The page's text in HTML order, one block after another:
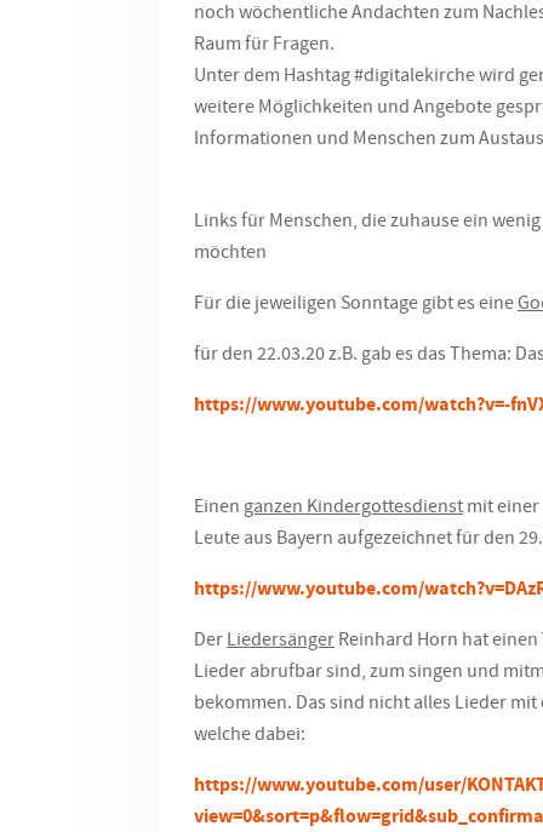
noch wöchentliche Andachten zum
Raum für Fragen.
Unter dem Hashtag #digitalekirche wird
weitere Möglichkeiten und Angebote
Informationen und Menschen zum
Links für Menschen, die zuhause ein wenig
möchten
Für die jeweiligen Sonntage gibt es eine
für den 22.03.20 z.B. gab es das Thema:
https://www.youtube.com/watch?v=-
Einen ganzen Kindergottesdienst mit einer
Leute aus Bayern aufgezeichnet für den
https://www.youtube.com/
Der Liedersänger Reinhard Horn hat
Lieder abrufbar sind, zum singen und
bekommen. Das sind nicht alles Lieder
welche dabei:
https://www.youtube.com/user/